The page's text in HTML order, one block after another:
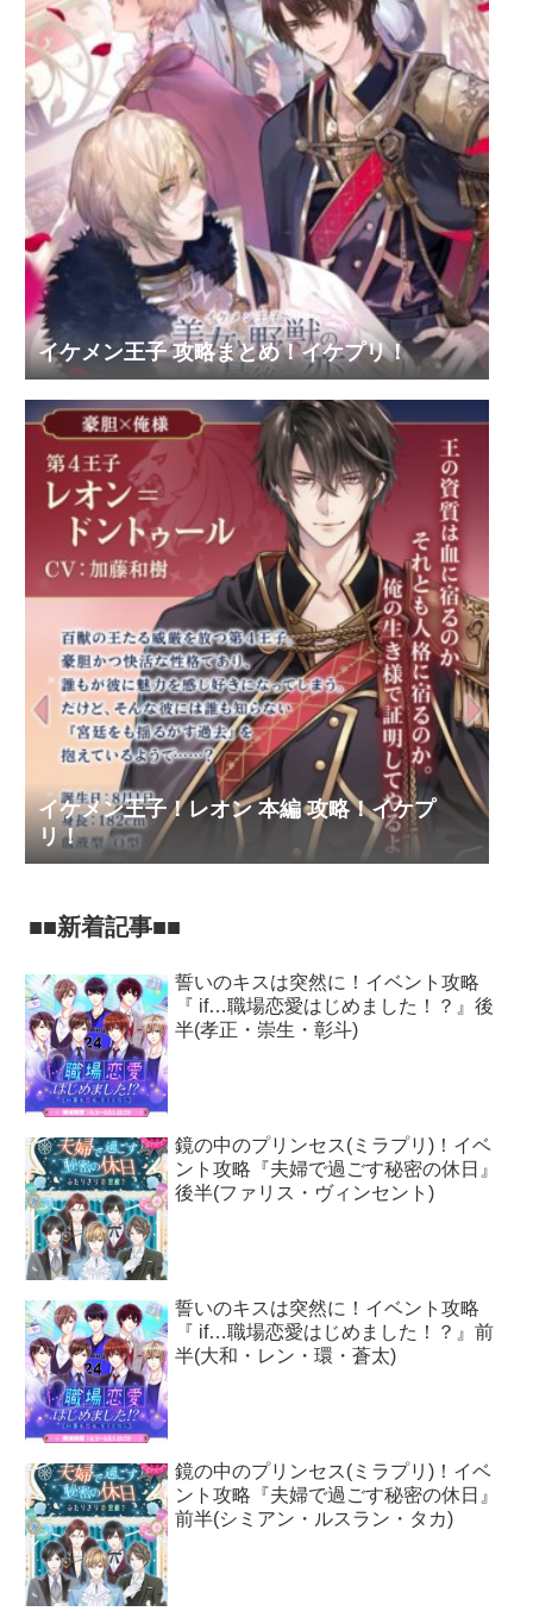
イケメン王子 攻略まとめ！イケプリ！
イケメン王子！レオン 本編 攻略！イケプ
リ！
■■新着記事■■
誓いのキスは突然に！イベント攻略
『 if…職場恋愛はじめました！？』後
半(孝正・崇生・彰斗)
鏡の中のプリンセス(ミラプリ)！イベ
ント攻略『夫婦で過ごす秘密の休日』
後半(ファリス・ヴィンセント)
誓いのキスは突然に！イベント攻略
『 if…職場恋愛はじめました！？』前
半(大和・レン・環・蒼太)
鏡の中のプリンセス(ミラプリ)！イベ
ント攻略『夫婦で過ごす秘密の休日』
前半(シミアン・ルスラン・タカ)